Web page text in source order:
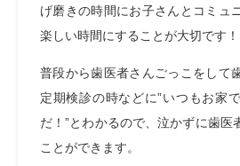
げ磨きの時間にお子さんとコミュ
楽しい時間にすることが大切です！
普段から歯医者さんごっこをして
定期検診の時などに”いつもお家
だ！”とわかるので、泣かずに歯医
ことができます。